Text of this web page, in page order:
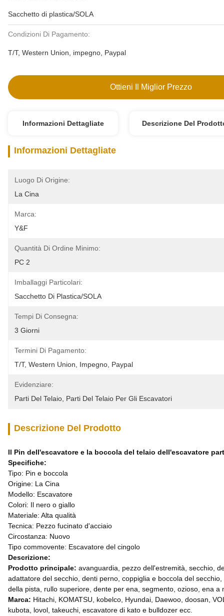
Sacchetto di plastica/SOLA
Condizioni Di Pagamento:
T/T, Western Union, impegno, Paypal
Ottieni Il Miglior Prezzo
Informazioni Dettagliate Descrizione Del
Informazioni Dettagliate
Luogo Di Origine:
La Cina
Marca:
Y&F
Quantità Di Ordine Minimo:
PC 2
Imballaggi Particolari:
Sacchetto Di Plastica/SOLA
Tempi Di Consegna:
3 Giorni
Termini Di Pagamento:
T/T, Western Union, Impegno, Paypal
Evidenziare:
Parti Del Telaio Parti Del Telaio Per Gli Escavatori
Descrizione Del Prodotto
Il Pin dell'escavatore e la boccola del telaio dell'escavatore
Specifiche:
Tipo: Pin e boccola
Origine: La Cina
Modello: Escavatore
Colori: Il nero o giallo
Materiale: Alta qualità
Tecnica: Pezzo fucinato d'acciaio
Circostanza: Nuovo
Tipo commovente: Escavatore del cingolo
Descrizione:
Prodotto principale: avanguardia, pezzo dell'estremità, secchio,
adattatore del secchio, denti perno, coppiglia e boccola del
della pista, rullo superiore, dente per ena, segmento, ozioso, ena
Marca: Hitachi, KOMATSU, kobelco, Hyundai, Daewoo, doosan,
kubota, lovol, takeuchi, escavatore di kato e bulldozer ecc.